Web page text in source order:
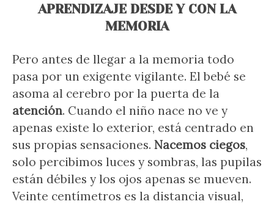
APRENDIZAJE DESDE Y CON LA
MEMORIA
Pero antes de llegar a la memoria todo
pasa por un exigente vigilante. El bebé se
asoma al cerebro por la puerta de la
atención. Cuando el niño nace no ve y
apenas existe lo exterior, está centrado en
sus propias sensaciones. Nacemos ciegos,
solo percibimos luces y sombras, las pupilas
están débiles y los ojos apenas se mueven.
Veinte centímetros es la distancia visual,